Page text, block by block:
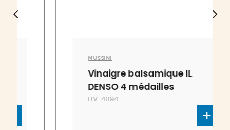
MUSSINI
Vinaigre balsamique IL
DENSO 4 médailles
HV-4094